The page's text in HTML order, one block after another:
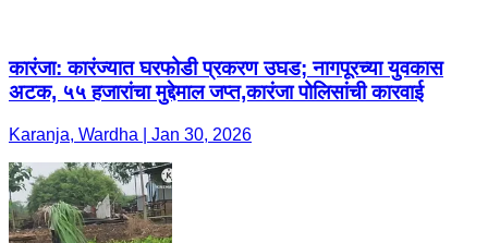
कारंजा: कारंज्यात घरफोडी प्रकरण उघड; नागपूरच्या युवकास
अटक, ५५ हजारांचा मुद्देमाल जप्त,कारंजा पोलिसांची कारवाई
Karanja, Wardha | Jan 30, 2026